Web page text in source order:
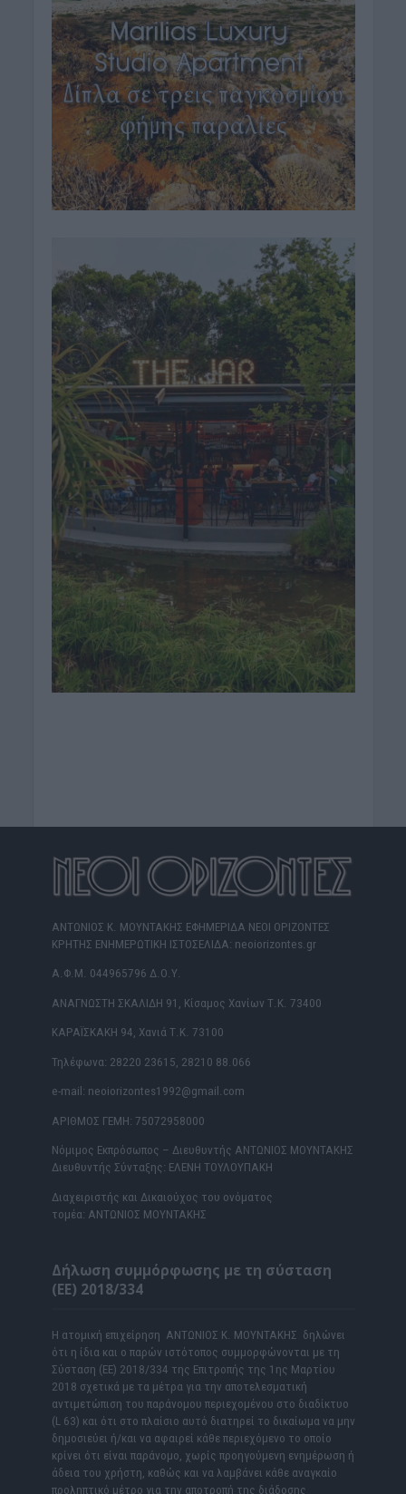
ΑΝΤΩΝΙΟΣ Κ. ΜΟΥΝΤΑΚΗΣ ΕΦΗΜΕΡΙΔΑ ΝΕΟΙ ΟΡΙΖΟΝΤΕΣ
ΚΡΗΤΗΣ ΕΝΗΜΕΡΩΤΙΚΗ ΙΣΤΟΣΕΛΙΔΑ: neoiorizontes.gr
Α.Φ.Μ. 044965796 Δ.Ο.Υ.
ΑΝΑΓΝΩΣΤΗ ΣΚΑΛΙΔΗ 91, Κίσαμος Χανίων Τ.Κ. 73400
ΚΑΡΑΪΣΚΑΚΗ 94, Χανιά Τ.Κ. 73100
Τηλέφωνα: 28220 23615, 28210 88.066
e-mail: neoiorizontes1992@gmail.com
ΑΡΙΘΜΟΣ ΓΕΜΗ: 75072958000
Νόμιμος Εκπρόσωπος – Διευθυντής ΑΝΤΩΝΙΟΣ ΜΟΥΝΤΑΚΗΣ
Διευθυντής Σύνταξης: ΕΛΕΝΗ ΤΟΥΛΟΥΠΑΚΗ
Διαχειριστής και Δικαιούχος του ονόματος
τομέα: ΑΝΤΩΝΙΟΣ ΜΟΥΝΤΑΚΗΣ
Δήλωση συμμόρφωσης με τη σύσταση
(ΕΕ) 2018/334
Η ατομική επιχείρηση ΑΝΤΩΝΙΟΣ Κ. ΜΟΥΝΤΑΚΗΣ δηλώνει
ότι η ίδια και ο παρών ιστότοπος συμμορφώνονται με τη
Σύσταση (ΕΕ) 2018/334 της Επιτροπής της 1ης Μαρτίου
2018 σχετικά με τα μέτρα για την αποτελεσματική
αντιμετώπιση του παράνομου περιεχομένου στο διαδίκτυο
(L 63) και ότι στο πλαίσιο αυτό διατηρεί το δικαίωμα να μην
δημοσιεύει ή/και να αφαιρεί κάθε περιεχόμενο το οποίο
κρίνει ότι είναι παράνομο, χωρίς προηγούμενη ενημέρωση ή
άδεια του χρήστη, καθώς και να λαμβάνει κάθε αναγκαίο
προληπτικό μέτρο για την αποτροπή της διάδοσης